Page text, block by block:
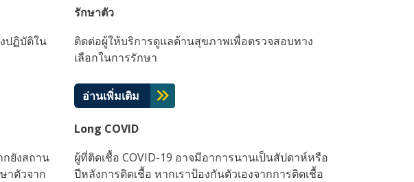
ปฏิบัติใน
รักษาตัว
ติดต่อผู้ให้บริการดูแลด้านสุขภาพเพื่อตรวจสอบทาง
เลือกในการรักษา
อ่านเพิ่มเติม
กยังสถาน
าตัวจาก
Long COVID
ผู้ที่ติดเชื้อ COVID-19 อาจมีอาการนานเป็นสัปดาห์หรือ
ปีหลังการติดเชื้อ หากเราป้องกันตัวเองจากการติดเชื้อ